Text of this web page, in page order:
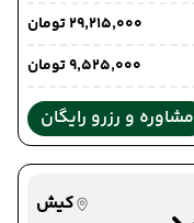
۲۹٬۲۱۵٬۰۰۰ تومان
۹٬۵۲۵٬۰۰۰ تومان
مشاوره و رزرو رایگان
کیش